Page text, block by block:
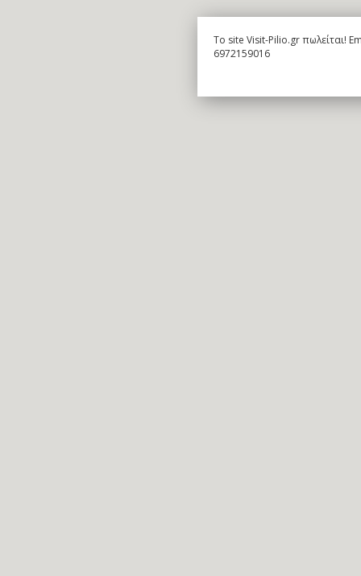
To site Visit-Pilio.gr πωλείται!
6972159016